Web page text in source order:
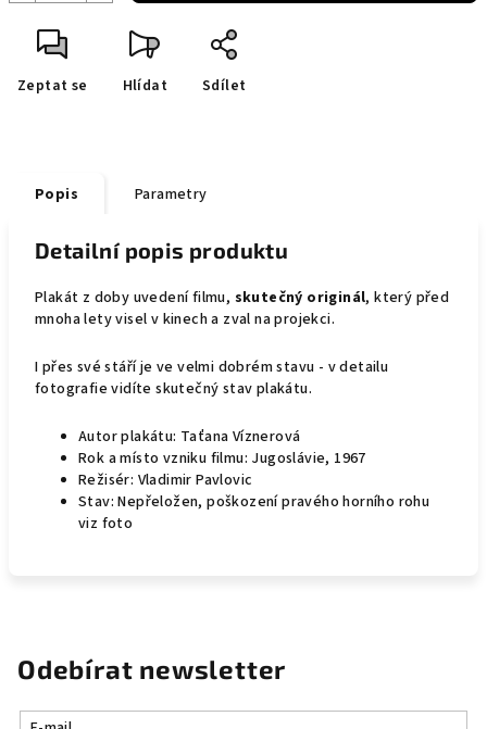
Zeptat se Hlídat Sdílet
Popis Parametry
Detailní popis produktu
Plakát z doby uvedení filmu, skutečný originál, který před
mnoha lety visel v kinech a zval na projekci.
I přes své stáří je ve velmi dobrém stavu - v detailu
fotografie vidíte skutečný stav plakátu.
Autor plakátu: Taťana Víznerová
Rok a místo vzniku filmu: Jugoslávie, 1967
Režisér: Vladimir Pavlovic
Stav: Nepřeložen, poškození pravého horního rohu
viz foto
Odebírat newsletter